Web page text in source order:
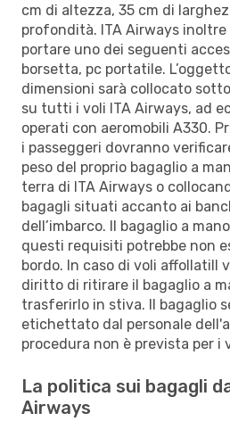
cm di altezza, 35 cm di
profondità. ITA Airways
portare uno dei seguenti
borsetta, pc portatile.
dimensioni sarà collocato
su tutti i voli ITA Airways, ad
operati con aeromobili A330.
i passeggeri dovranno
peso del proprio bagaglio a
terra di ITA Airways o
bagagli situati accanto ai
dell’imbarco. Il bagaglio a
questi requisiti potrebbe non
bordo. In caso di voli affollatiIl
diritto di ritirare il bagaglio a
trasferirlo in stiva. Il bagaglio
etichettato dal personale
procedura non è prevista per
La politica sui bagagli
Airways